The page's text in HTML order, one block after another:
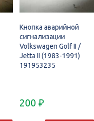
Кнопка аварийной
сигнализации
Volkswagen Golf II /
Jetta II (1983-1991)
191953235
200 ₽